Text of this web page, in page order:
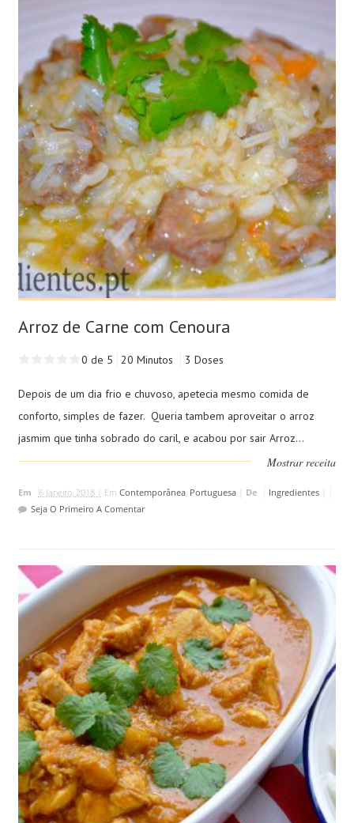
Arroz de Carne com Cenoura
0 de 5 20 Minutos 3 Doses
Depois de um dia frio e chuvoso, apetecia mesmo comida de
conforto, simples de fazer. Queria tambem aproveitar o arroz
jasmim que tinha sobrado do caril, e acabou por sair Arroz...
Mostrar receita
Em 6 Janeiro, 2018 | Em Contemporânea, Portuguesa| De Ingredientes|
Seja O Primeiro A Comentar